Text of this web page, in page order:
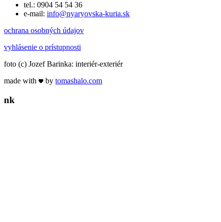
tel.: 0904 54 54 36
e-mail: info@nyaryovska-kuria.sk
ochrana osobných údajov
vyhlásenie o prístupnosti
foto (c) Jozef Barinka: interiér-exteriér
made with
by tomashalo.com
nk